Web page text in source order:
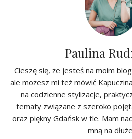
Paulina
Cieszę się, że jesteś na moim
ale możesz mi też mówić
na codzienne stylizacje,
tematy związane z szeroko
oraz piękny Gdańsk w tle. Mam
mną na